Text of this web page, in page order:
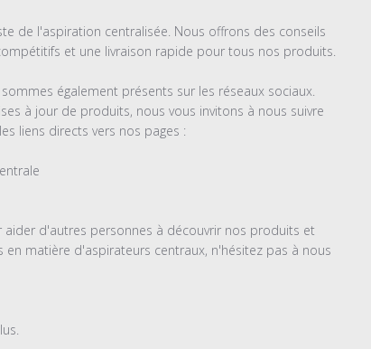
de l'aspiration centralisée. Nous offrons des conseils
et une livraison rapide pour tous nos produits.
également présents sur les réseaux sociaux.
à jour de produits, nous vous invitons à nous suivre
liens directs vers nos pages :
d'autres personnes à découvrir nos produits et
en matière d'aspirateurs centraux, n'hésitez pas à nous